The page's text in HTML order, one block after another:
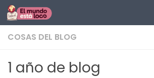
Saltar al contenido
COSAS DEL BLOG
1 año de blog